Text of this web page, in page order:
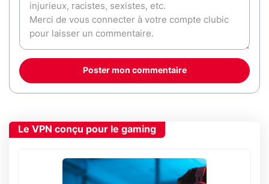
Poster mon commentaire
Le VPN conçu pour le gaming